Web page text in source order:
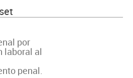
por
laboral al
penal.